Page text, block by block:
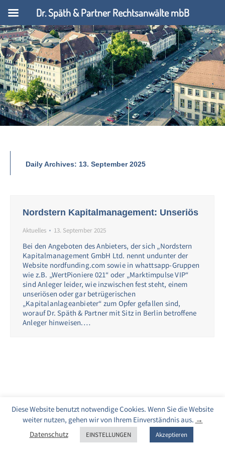
Daily Archives: 13. September 2025
Nordstern Kapitalmanagement: Unseriös
Aktuelles 13. September 2025
Bei den Angeboten des Anbieters, der sich „Nordstern
Kapitalmanagement GmbH Ltd. nennt undunter der
Website nordfunding.com sowie in whattsapp-Gruppen
wie z.B. „WertPioniere 021“ oder „Marktimpulse VIP“
sind Anleger leider, wie inzwischen fest steht, einem
unseriösen oder gar betrügerischen
„Kapitalanlageanbieter“ zum Opfer gefallen sind,
worauf Dr. Späth & Partner mit Sitz in Berlin betroffene
Anleger hinweisen.…
Diese Website benutzt notwendige Cookies. Wenn Sie die Website
weiter nutzen, gehen wir von Ihrem Einverständnis aus. →
Datenschutz
EINSTELLUNGEN Akzeptieren
Dr. Späth & Partner Rechtsanwälte mbB